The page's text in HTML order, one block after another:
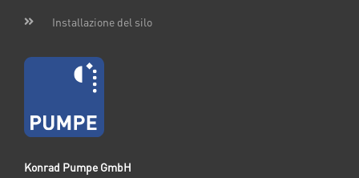
Installazione del silo
Konrad Pumpe GmbH